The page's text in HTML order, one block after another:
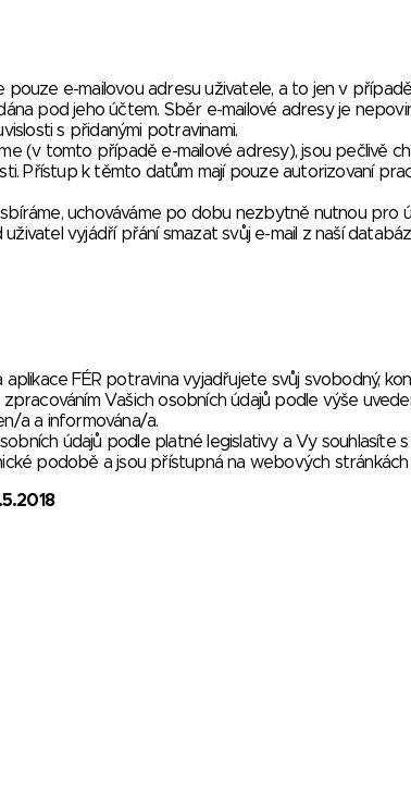
e-mailovou adresu uživatele, a to jen v
pod jeho účtem. Sběr e-mailové adresy je
s přidanými potravinami.
(v tomto případě e-mailové adresy), jsou pečlivě
Přístup k těmto datům mají pouze autorizovaní
sbíráme, uchováváme po dobu nezbytně nutnou pro
vyjádří přání smazat svůj e-mail z naší
aplikace FÉR potravina vyjadřujete svůj svobodný,
Vašich osobních údajů podle výše
a a informována/a.
údajů podle platné legislativy a Vy souhlasíte
podobě a jsou přístupná na webových stránkách